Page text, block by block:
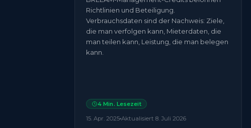
Richtlinien und Beteiligung.
Verbrauchsdaten sind der Nachweis: Ziele,
die man verfolgen kann, Mieterdaten, die
man teilen kann, Leistung, die man belegen
kann.
4 Min. Lesezeit
15. Apr. 2025 Aktualisiert 8. Juli 2026